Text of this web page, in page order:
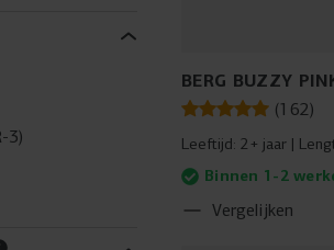
3)
BERG BUZZY
(162)
Leeftijd: 2+ jaar
Binnen 1-2
Vergelijken